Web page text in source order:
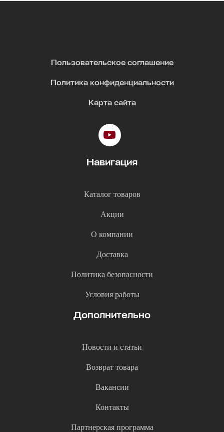
Пользовательское соглашение
Политика конфиденциальности
Карта сайта
Навигация
Каталог товаров
Акции
О компании
Доставка
Политика безопасности
Условия работы
Дополнительно
Новости и статьи
Возврат товара
Вакансии
Контакты
Партнерская программа